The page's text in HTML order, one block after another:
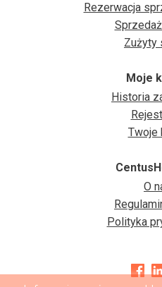
Rezerwacja
Zużyty
Moje
Historia
Twoje
O
Polityka